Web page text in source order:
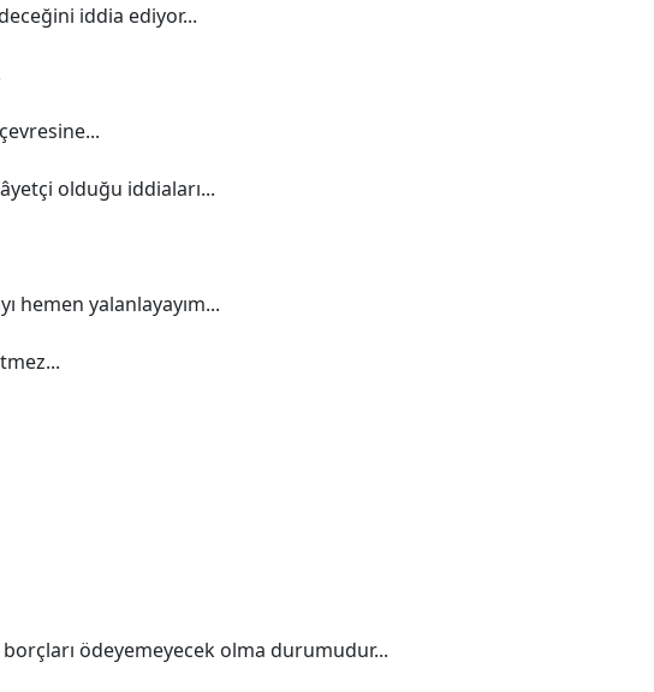
iddia ediyor...
olduğu iddiaları...
hemen yalanlayayım...
borçları ödeyemeyecek olma durumudur...